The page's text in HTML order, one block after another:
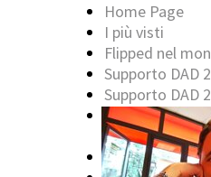
Home Page
I più visti
Flipped nel
Supporto DAD
Supporto DAD
Flipped
antica con
Poemi epici